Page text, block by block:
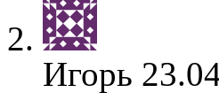
Игорь